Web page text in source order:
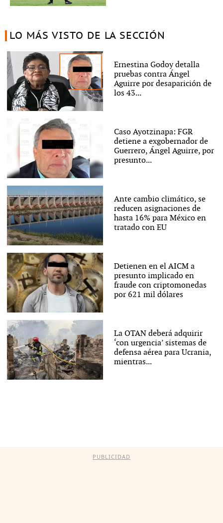
LO MÁS VISTO DE LA SECCIÓN
Ernestina Godoy detalla
pruebas contra Ángel
Aguirre por desaparición de
los 43...
Caso Ayotzinapa: FGR
detiene a exgobernador de
Guerrero, Ángel Aguirre, por
presunto...
Ante cambio climático, se
reducen asignaciones de
hasta 16% para México en
tratado con EU
Detienen en el AICM a
presunto implicado en
fraude con criptomonedas
por 621 mil dólares
La OTAN deberá adquirir
‘con urgencia’ sistemas de
defensa aérea para Ucrania,
mientras...
PUBLICIDAD